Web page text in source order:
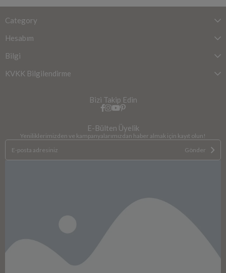
Category
Hesabım
Bilgi
KVKK Bilgilendirme
Bizi Takip Edin
E-Bülten Üyelik
Yeniliklerimizden ve kampanyalarımızdan haber almak için kayıt olun!
Gönder